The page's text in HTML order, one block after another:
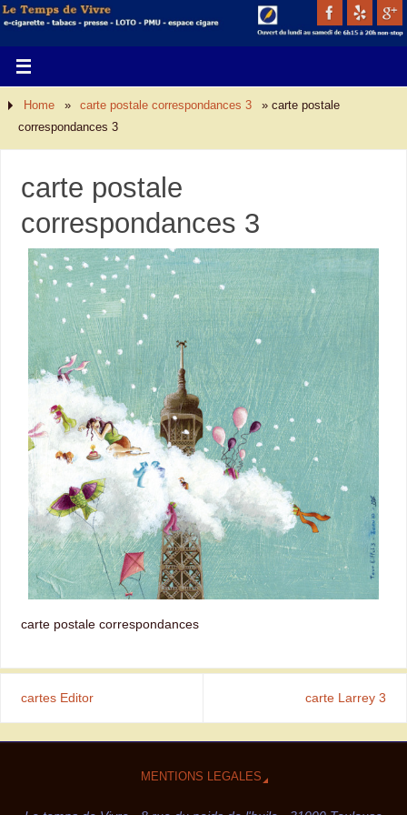
Home » carte postale correspondances 3 » carte postale
correspondances 3
carte postale
correspondances 3
carte postale correspondances
cartes Editor carte Larrey 3
MENTIONS LEGALES